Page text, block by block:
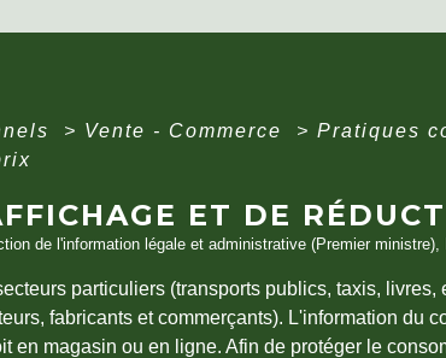
> Vente - Commerce > Pratiques
ET DE
de l'information légale et administrative (Premier
particuliers (transports publics, taxis,
fabricants et commerçants). L'information du
en magasin ou en ligne. Afin de protéger le